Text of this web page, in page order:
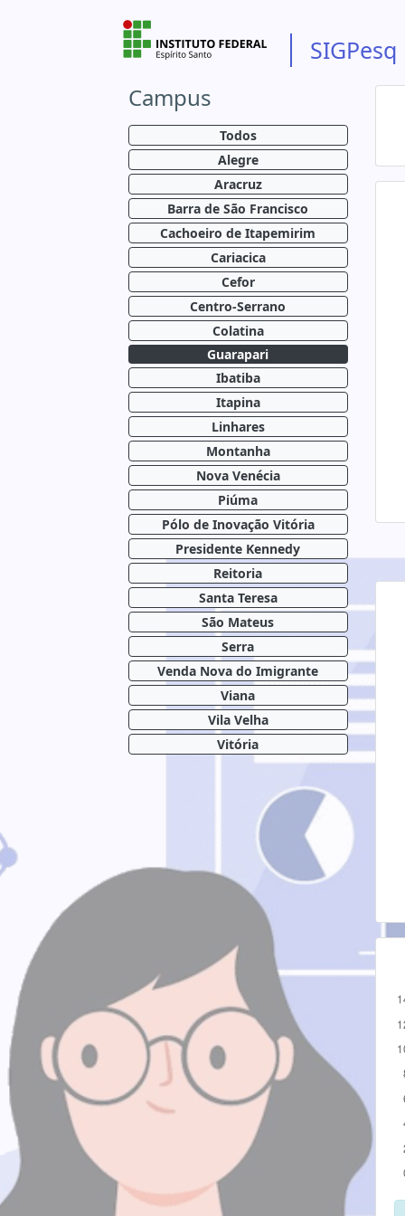
SIGPesq
Campus
Todos
Alegre
Aracruz
Barra de São Francisco
Cachoeiro de Itapemirim
Cariacica
Cefor
Centro-Serrano
Colatina
Guarapari
Ibatiba
Itapina
Linhares
Montanha
Nova Venécia
Piúma
Pólo de Inovação Vitória
Presidente Kennedy
Reitoria
Santa Teresa
São Mateus
Serra
Venda Nova do Imigrante
Viana
Vila Velha
Vitória